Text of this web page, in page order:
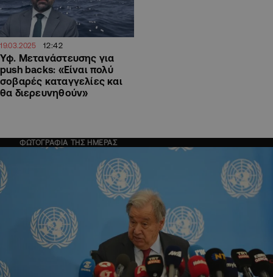
19.03.2025 12:42
Υφ. Μετανάστευσης για
push backs: «Είναι πολύ
σοβαρές καταγγελίες και
θα διερευνηθούν»
ΦΩΤΟΓΡΑΦΙΑ ΤΗΣ ΗΜΕΡΑΣ